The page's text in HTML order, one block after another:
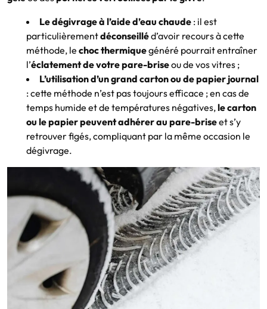
Le dégivrage à l’aide d’eau chaude : il est
particulièrementdéconseilléd’avoir recours à cette
méthode, le choc thermiquegénéré pourrait entraîner
l’éclatement de votre pare-briseou de vos vitres ;
L’utilisation d’un grand carton ou de papier journal
: cette méthode n’est pas toujours efficace ; en cas de
temps humide et de températures négatives,le carton
ou le papier peuvent adhérer au pare-briseet s’y
retrouver figés, compliquant par la même occasion le
dégivrage.